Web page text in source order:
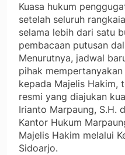
Kuasa hukum
setelah seluruh
selama lebih dari satu
pembacaan putusan
Menurutnya, jadwal
pihak
kepada Majelis Hakim,
resmi yang diajukan
Irianto Marpaung, S.H.
Kantor Hukum
Majelis Hakim melalui
Sidoarjo.